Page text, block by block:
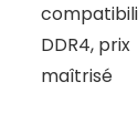
DDR4, prix
maîtrisé